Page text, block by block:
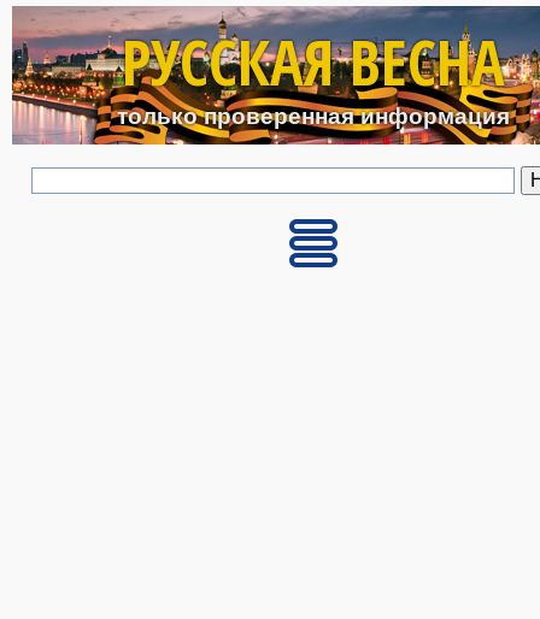
Перейти к основному
РУССКАЯ ВЕСНА
только проверенная информация